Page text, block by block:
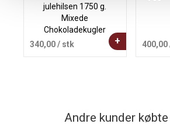
julehilsen 1750 g.
Mixede
Chokoladekugler
340,00/ stk + 400,00
Andre kunder